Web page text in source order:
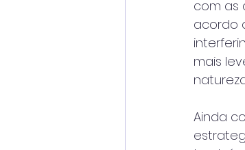
com as
acordo
mais
Ainda